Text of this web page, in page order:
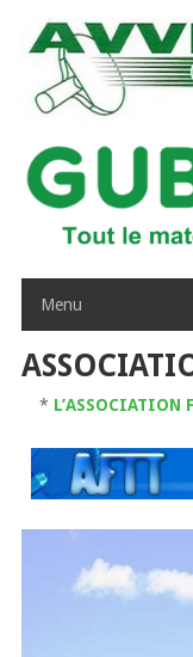
contenu
Menu
* L’ASSOCIATION